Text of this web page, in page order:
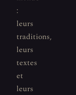
:
leurs
traditions,
leurs
textes
et
leurs